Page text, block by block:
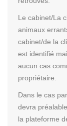
Le cabinet/La
animaux
cabinet/de la
est identifié
aucun cas
propriétaire.
Dans le cas
devra
la plateforme